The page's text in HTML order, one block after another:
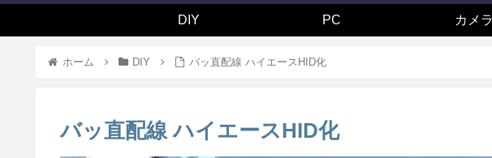
DIY PC カメラ
ホーム DIY バッ直配線 ハイエースHID化
バッ直配線 ハイエースHID化